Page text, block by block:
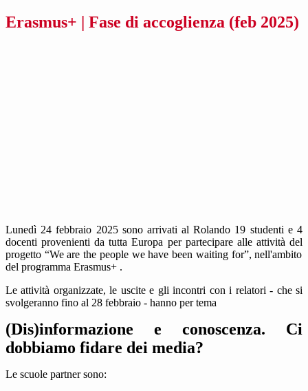
Erasmus+ | Fase di accoglienza (feb 2025)
Lunedì 24 febbraio 2025 sono arrivati al Rolando 19 studenti e 4
docenti provenienti da tutta Europa per partecipare alle attività del
progetto “We are the people we have been waiting for”, nell'ambito
del programma Erasmus+ .
Le attività organizzate, le uscite e gli incontri con i relatori - che si
svolgeranno fino al 28 febbraio - hanno per tema
(Dis)informazione e conoscenza. Ci
dobbiamo fidare dei media?
Le scuole partner sono: